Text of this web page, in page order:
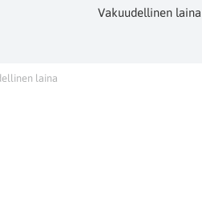
Vakuudellinen
laina